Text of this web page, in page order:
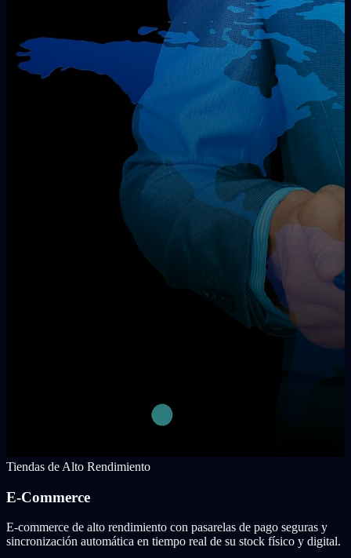
Tiendas de Alto Rendimiento
E-Commerce
E-commerce de alto rendimiento con pasarelas de pago seguras y
sincronización automática en tiempo real de su stock físico y digital.